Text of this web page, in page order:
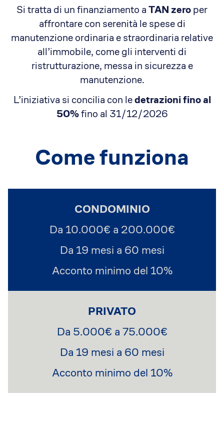
Approfondimenti
Si tratta di un finanziamento a TAN zero per
affrontare con serenità le spese di
manutenzione ordinaria e straordinaria relative
all’immobile, come gli interventi di
ristrutturazione, messa in sicurezza e
manutenzione.
L’iniziativa si concilia con ledetrazioni fino al
50%fino al 31/12/2026
Come funziona
CONDOMINIO
Da 10.000€ a 200.000€
Da 19 mesi a 60 mesi
Acconto minimo del 10%
PRIVATO
Da 5.000€ a 75.000€
Da 19 mesi a 60 mesi
Acconto minimo del 10%